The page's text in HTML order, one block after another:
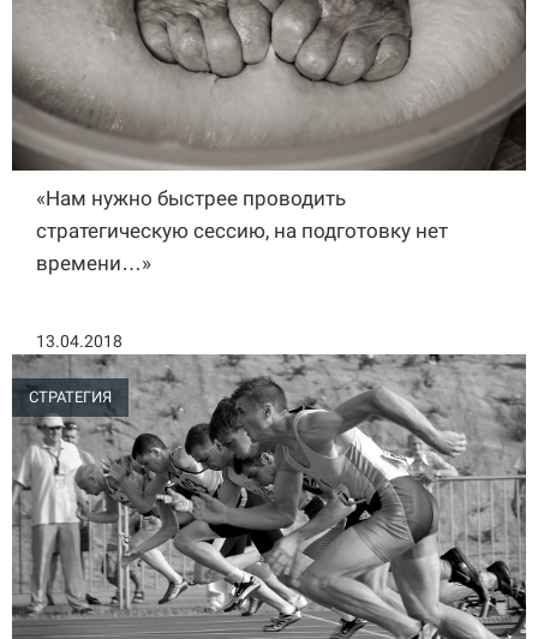
«Нам нужно быстрее проводить
стратегическую сессию, на подготовку нет
времени…»
13.04.2018
СТРАТЕГИЯ